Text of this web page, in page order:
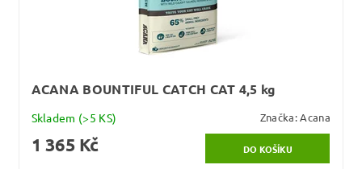
ACANA BOUNTIFUL CATCH CAT 4,5 kg
Skladem (>5 KS) Značka:Acana
1 365 Kč